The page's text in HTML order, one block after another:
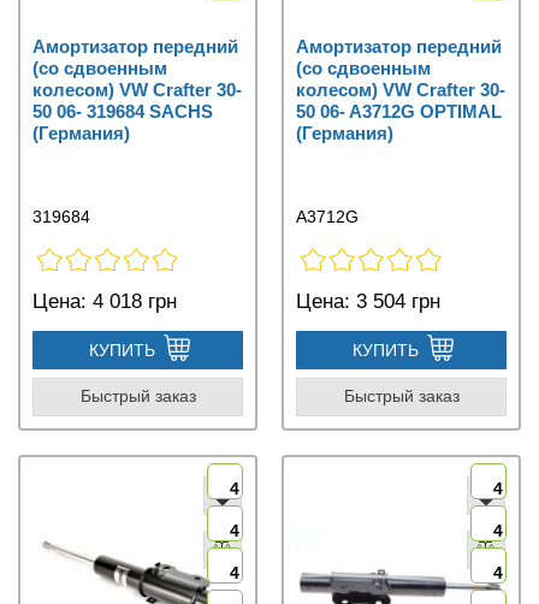
Амортизатор передний
(со сдвоенным
колесом) VW Crafter 30-
50 06- 319684 SACHS
(Германия)
319684
Цена: 4 018 грн
КУПИТЬ
Быстрый заказ
Амортизатор передний
(со сдвоенным
колесом) VW Crafter 30-
50 06- A3712G OPTIMAL
(Германия)
A3712G
Цена: 3 504 грн
КУПИТЬ
Быстрый заказ
4
4
4
4
4
4